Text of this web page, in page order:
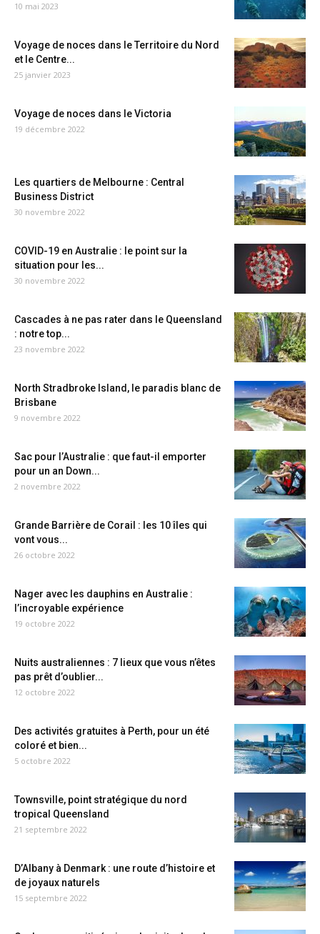
10 mai 2023
Voyage de noces dans le Territoire du Nord
et le Centre...
25 janvier 2023
Voyage de noces dans le Victoria
19 décembre 2022
Les quartiers de Melbourne : Central
Business District
30 novembre 2022
COVID-19 en Australie : le point sur la
situation pour les...
30 novembre 2022
Cascades à ne pas rater dans le Queensland
: notre top...
23 novembre 2022
North Stradbroke Island, le paradis blanc de
Brisbane
9 novembre 2022
Sac pour l’Australie : que faut-il emporter
pour un an Down...
2 novembre 2022
Grande Barrière de Corail : les 10 îles qui
vont vous...
26 octobre 2022
Nager avec les dauphins en Australie :
l’incroyable expérience
19 octobre 2022
Nuits australiennes : 7 lieux que vous n’êtes
pas prêt d’oublier...
12 octobre 2022
Des activités gratuites à Perth, pour un été
coloré et bien...
5 octobre 2022
Townsville, point stratégique du nord
tropical Queensland
21 septembre 2022
D’Albany à Denmark : une route d’histoire et
de joyaux naturels
15 septembre 2022